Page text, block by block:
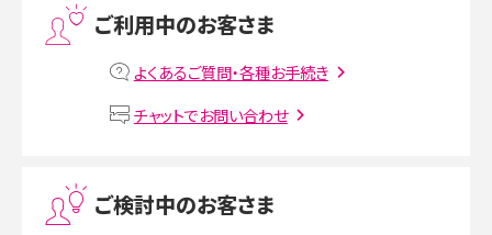
MNOとは？MVNOやMVNEとの違いやメリット・デメリットを解説
VPN接続とは？仕組みや必要性、メリット・デメリット、接続方法を解説
Instagram（インスタグラム）でスクショするとバレる？バレるケースや撮り方も解
ご利用中のお客さま
よくあるご質問・各種お手続き
チャットでお問い合わせ
ご検討中のお客さま